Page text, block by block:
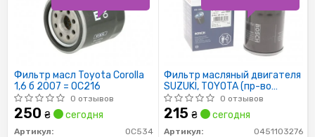
Фильтр масл Toyota Corolla
1,6 б 2007 = OC216
0 отзывов
250 ₴ сегодня
Артикул:
OC534
Фильтр масляный двигателя
SUZUKI, TOYOTA (пр-во
Bosch)
0 отзывов
215 ₴ сегодня
Артикул:
0451103276